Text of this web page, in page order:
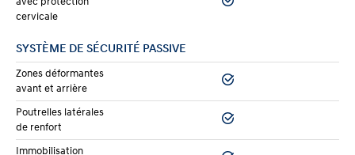
cervicale
SYSTÈME DE SÉCURITÉ PASSIVE
Zones déformantes
avant et arrière
Poutrelles latérales
de renfort
Immobilisation